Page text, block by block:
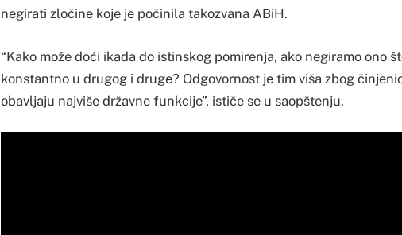
negirati zločine koje je počinila takozvana ABiH.
“Kako može doći ikada do istinskog pomirenja, ako negiramo ono
konstantno u drugog i druge? Odgovornost je tim viša zbog
obavljaju najviše državne funkcije”, ističe se u saopštenju.